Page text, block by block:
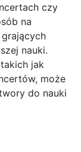
czy
na
nauki.
jak
może
do nauki